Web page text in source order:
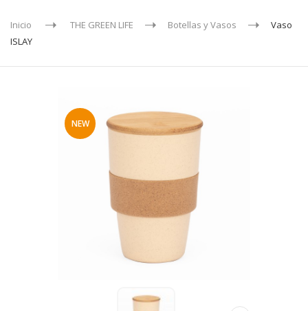
Inicio THE GREEN LIFE Botellas y Vasos
Vaso
ISLAY
NEW